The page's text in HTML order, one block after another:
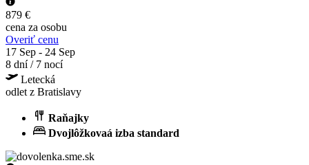
879 €
cena za osobu
Overiť cenu
17 Sep - 24 Sep
8 dní / 7 nocí
Letecká
odlet z Bratislavy
Raňajky
Dvojlôžkovaá izba standard